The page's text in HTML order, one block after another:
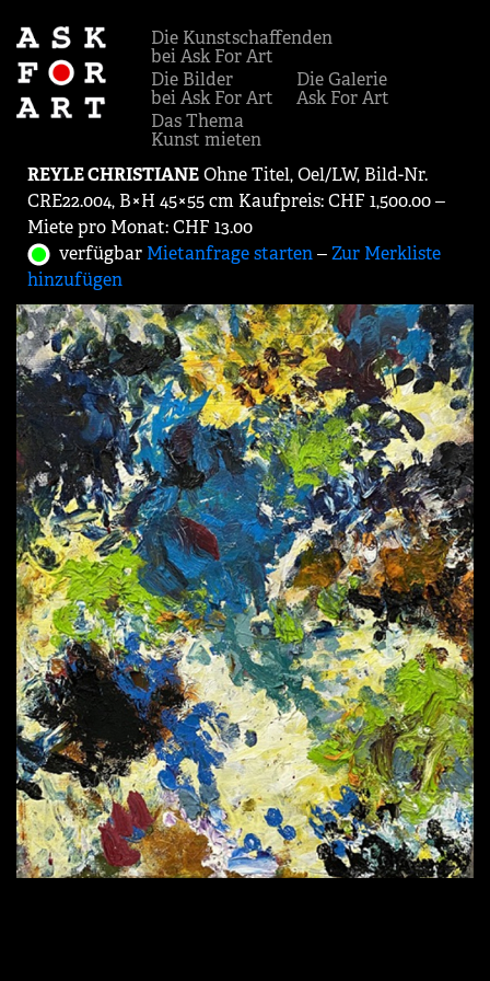
Die Kunstschaffenden
bei Ask For Art
Die Bilder
bei Ask For Art
Die Galerie
Ask For Art
Das Thema
Kunst mieten
REYLE CHRISTIANEOhne Titel, Oel/LW, Bild-Nr.
CRE22.004, B×H 45×55 cm Kaufpreis: CHF 1,500.00 ‒
Miete pro Monat: CHF 13.00
verfügbar Mietanfrage starten‒Zur Merkliste
hinzufügen